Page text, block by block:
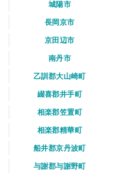
城陽市
長岡京市
京田辺市
南丹市
乙訓郡大山崎町
綴喜郡井手町
相楽郡笠置町
相楽郡精華町
船井郡京丹波町
与謝郡与謝野町